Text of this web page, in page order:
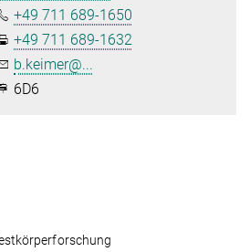
+49 711 689-1650
+49 711 689-1632
b.keimer@...
6D6